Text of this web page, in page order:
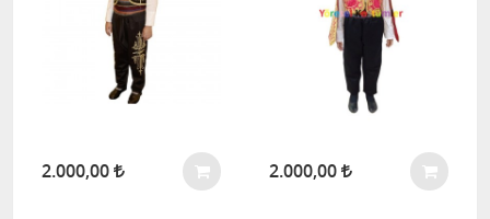
2.000,00 2.000,00